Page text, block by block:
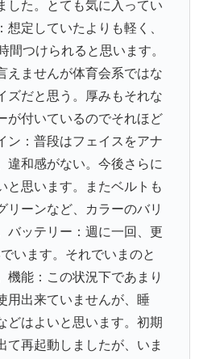
した。とても気に入ってい
想定していたよりも軽く、
間つけられると思います。
えませんが体育会系ではな
ズだと思う。厚みもそれな
が付いているのでそれほど
ン：普段はフェイスをアナ
違和感がない。今後さらに
と思います。またベルトも
リーンなど、カラーのバリ
バッテリー：週に一回、更
います。それでいまのと
機能：この状況下であまり
用出来ていませんが、睡
どはよいと思います。初期
て再起動しましたが、いま